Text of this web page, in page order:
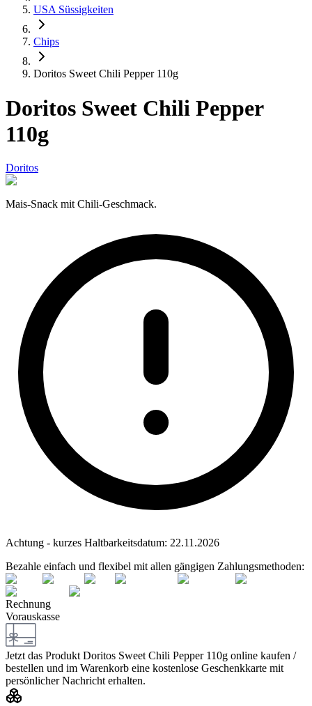
USA Süssigkeiten
Chips
Doritos Sweet Chili Pepper 110g
Doritos Sweet Chili Pepper
110g
Doritos
Mais-Snack mit Chili-Geschmack.
Achtung - kurzes Haltbarkeitsdatum: 22.11.2026
Bezahle einfach und flexibel mit allen gängigen Zahlungsmethoden:
Rechnung
Vorauskasse
Jetzt das Produkt Doritos Sweet Chili Pepper 110g online kaufen /
bestellen und im Warenkorb eine kostenlose Geschenkkarte mit
persönlicher Nachricht erhalten.